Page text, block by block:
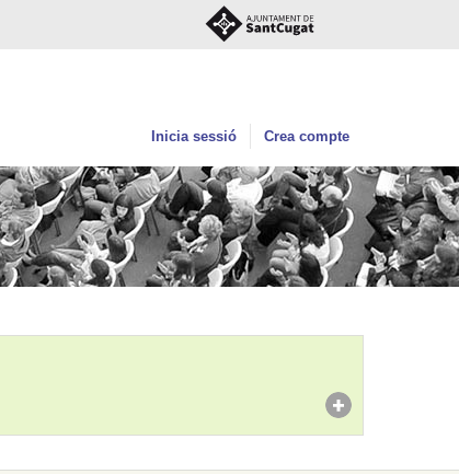
Inicia sessió Crea compte